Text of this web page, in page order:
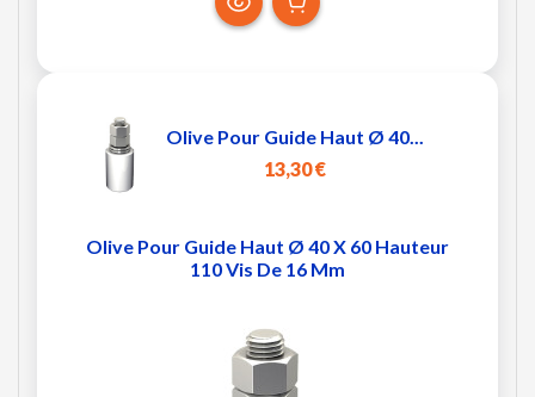
Olive Pour Guide Haut Ø 40...
13,30 €
Olive Pour Guide Haut Ø 40 X 60 Hauteur
110 Vis De 16 Mm